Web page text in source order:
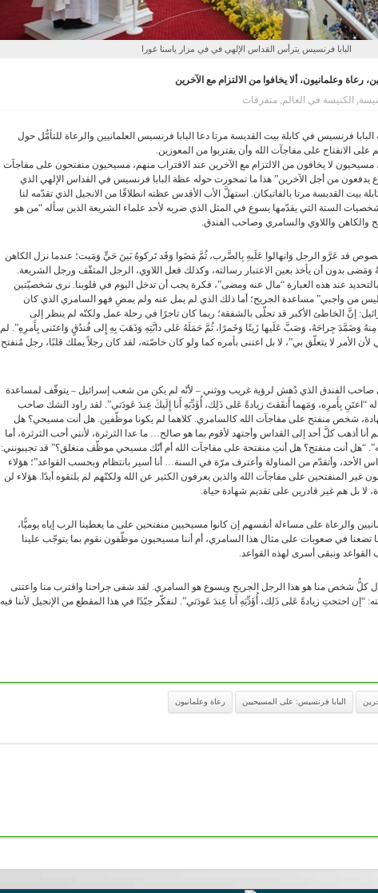
البابا فرنسيس يترأس القداس الإلهي في في مزار ياسنا غورا
رعاة وعلمانيون، ألا يخافوا من الالتزام مع الآخرين
, الكنيسة في العالم,متفرقات
فرنسيس في كابلة بيت القديسة مرتا دعا البابا فرنسيس العلمانيين والرعاة للتأمُّل حول
الانفتاح على مفاجآت الله وأن يقتربوا من المعوزين.
لا يخافون من الالتزام مع الآخرين عند الاقتراب منهم، مسيحيون منفتحون على مفاجآت
يدفعون من أجل الآخرين” هذا ما تمحورت حوله عظة البابا فرنسيس في القداس الإلهي الذي
بيت القديسة مرتا بالفاتيكان. استهلَّ الأب الأقدس عظته انطلاقًا من الانجيل الذي تقدّمه لنا
الشخصيات الستة التي يقدّمها يسوع في المثل الذي ضربه لأحد علماء الشريعة الذين سأله “من هو
والكاهن واللاوي والسامري وصاحب الفندق.
قد عَرَّو الرجل وَانهالوا عَلَيهِ بِالضَّرب، ثُمَّ مَضَوا وَقَد تَركوهُ بَينَ حَيٍّ وَمَيت؛ عندما نزل الكاهن
بدون أن يأخذ بعين الاعتبار رسالته، وكذلك فعل اللاوي، الرجل المثقّف ورجل الشريعة.
بالتحديد عند هذه العبارة “مال عنه ومضى”، فكرة يجب أن تدخل اليوم في قلوبنا. نرى شخصيّتين
من واجبي” مساعدة الجريح؛ أما ذلك الذي لم يمل عنه ولم يمضِ فهو السامري الذي كان
إنَّ الخاطئ الأكبر قد تحلّى بالشفقة؛ ربما كان تاجرًا في رحلة عمل ولكنّه لم ينظر إلى
مِنهُ وَضَمَّدَ جِراحَهُ، وَصَبَّ عَلَيها زَيتًا وَخَمرًا، ثُمَّ حَمَلَهُ عَلى دابَّتِهِ وَذَهَبَ بِهِ إِلى فُندُقٍ وَاعتَنى بِأَمرِهِ”. لم
الأمر لا يتعلّق بي”، لا بل اعتنى بأمره كما ولو كان خاصّته، لقد كان رجلاً يملك قلبًا، رجل مُنفتح
صاحب الفندق الذي دُهش لرؤية غريب ووثني – لأنّه لم يكن من شعب إسرائيل – يتوقّف لمساعدة
له “اعتَنِ بِأَمرِه، وَمَهما أَنفَقتَ زيادةً عَلى ذَلِك، أُؤَدِّيَهِ أَنا إِلَيكَ عِندَ عَودَتي”. لقد راود الشك صاحب
شخص منفتح على مفاجآت الله كالسامري. كلاهما لم يكونا موظّفين. هل أنت مسيحي؟ هل
أنا أذهب كلَّ أحد إلى القداس وأجتهد لأقوم بما هو صالح… ما عدا الثرثرة، لأنني أحب الثرثرة، أما
“هل أنت منفتح؟ هل أنتِ منفتحة على مفاجآت الله أم أنّك مسيحي موظّف منغلق؟” قد تجيبونني:
الأحد، وأتقدّم من المناولة وأعترف مرّة في السنة… أنا أسير بانتظام وبحسب القواعد”؛ هؤلاء
غير المنفتحين على مفاجآت الله والذين يعرفون الكثير عن الله ولكنّهم لم يلتقوه أبدًا. هؤلاء لن
لا بل هم غير قادرين على تقديم شهادة حياة.
والرعاة على مساءلة أنفسهم إن كانوا مسيحيين منفتحين على ما يعطينا الرب إياه يوميًّا،
تضعنا في صعوبات على مثال هذا السامري، أم أننا مسيحيون موظّفون نقوم بما يتوجّب علينا
ونبقى أسرى لهذه القواعد.
كلُّ شخص منا هو هذا الرجل الجريح ويسوع هو السامري. لقد شفى جراحنا واقترب منا واعتنى
“إن احتجتِ زيادةً عَلى ذَلِك، أُؤَدِّيَهِ أَنا عِندَ عَودَتي”. لنفكّر جيّدًا في هذا المقطع من الإنجيل لأننا فيه
البابا فرنسيس: على المسيحيين رعاة وعلمانيون